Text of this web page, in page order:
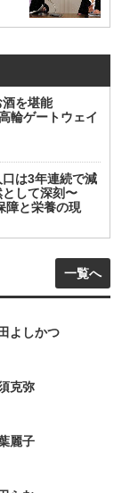
酒を堪能
輪ゲートウェイ
は3年連続で減
して深刻〜
障と栄養の現
一覧へ
よしかつ
克弥
麗子